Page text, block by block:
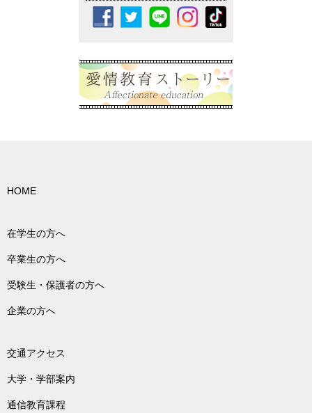
HOME
在学生の方へ
卒業生の方へ
受験生・保護者の方へ
企業の方へ
交通アクセス
大学・学部案内
通信教育課程